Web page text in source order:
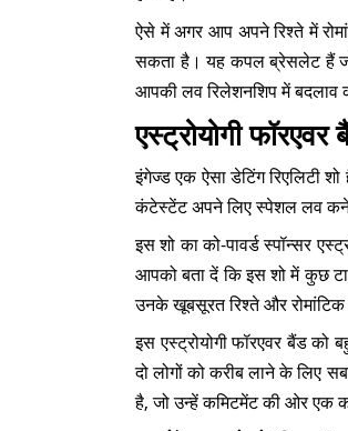
ऐसे में अगर आप अपने रिश्ते में
सकता है। यह कपल ब्रेसलेट हैं जो
आपकी लव रिलेशनशिप में
एस्ट्रोयोगी
इंगेज्ड एक ऐसा डेटिंग रिएलिटी
कंटेस्टेंट अपने लिए स्पेशल लव
इस शो का को-पावर्ड स्पॉन्सर
आपको बता दें कि इस शो में कुछ
उनके खूबसूरत रिश्ते और
इस एस्ट्रोयोगी फॉरएवर बैंड
दो लोगों को करीब लाने के लिए
है, जो उन्हें कमिटमेंट की ओर एक